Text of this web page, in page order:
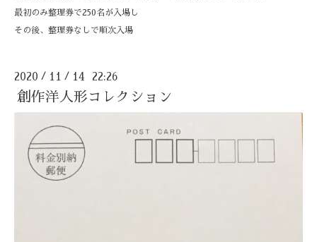
最初のみ整理券で250名が入場し
その後、整理券なしで順次入場
2020 / 11 / 14 22:26
創作洋人形コレクション